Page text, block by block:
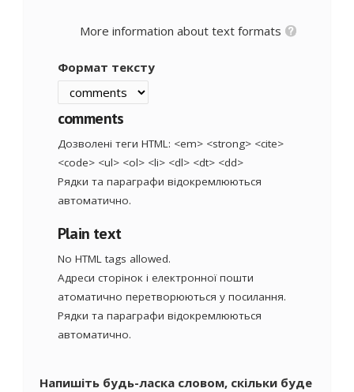
More information about text formats
Формат тексту
comments
Дозволені теги HTML: <em> <strong> <cite>
<code> <ul> <ol> <li> <dl> <dt> <dd>
Рядки та параграфи відокремлюються
автоматично.
Plain text
No HTML tags allowed.
Адреси сторінок і електронної пошти
атоматично перетворюються у посилання.
Рядки та параграфи відокремлюються
автоматично.
Напишіть будь-ласка словом, скільки буде